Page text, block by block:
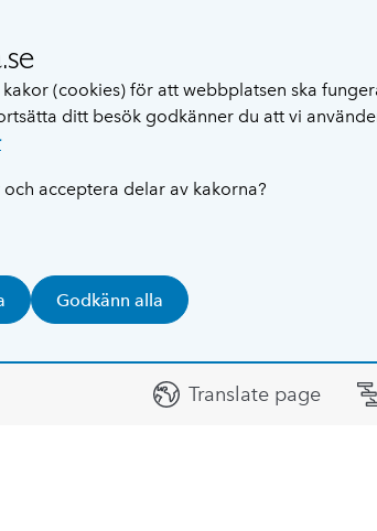
kakor (cookies) för att webbplatsen ska
ditt besök godkänner du att vi
acceptera delar av kakorna?
Godkänn alla
Translate page